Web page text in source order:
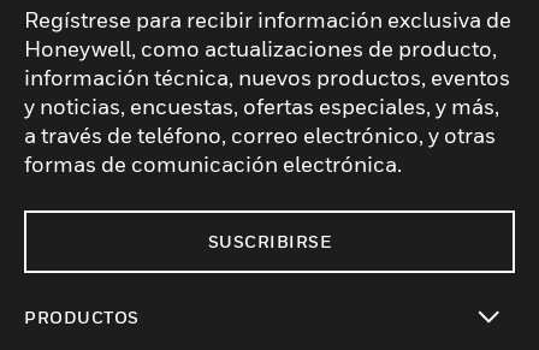
Regístrese para recibir información exclusiva de
Honeywell, como actualizaciones de producto,
información técnica, nuevos productos, eventos
y noticias, encuestas, ofertas especiales, y más,
a través de teléfono, correo electrónico, y otras
formas de comunicación electrónica.
SUSCRIBIRSE
PRODUCTOS